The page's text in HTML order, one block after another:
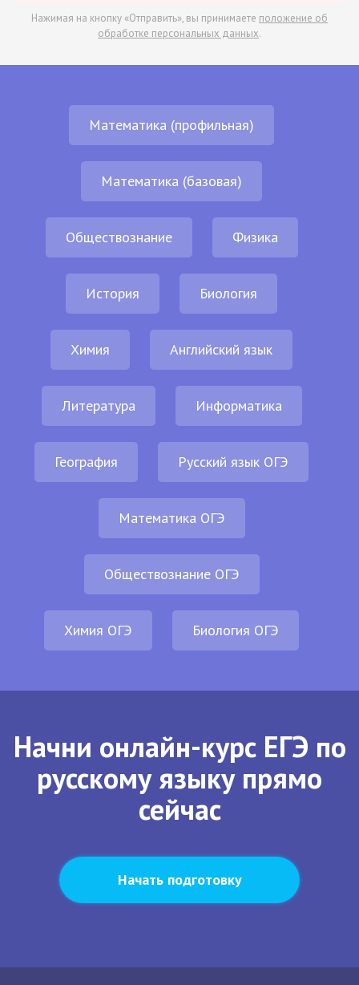
Нажимая на кнопку «Отправить», вы принимаете положение об
обработке персональных данных.
Математика (профильная)
Математика (базовая)
Обществознание Физика
История Биология
Химия Английский язык
Литература Информатика
География Русский язык ОГЭ
Математика ОГЭ
Обществознание ОГЭ
Химия ОГЭ Биология ОГЭ
Начни онлайн-курс ЕГЭ по
русскому языку прямо
сейчас
Начать подготовку